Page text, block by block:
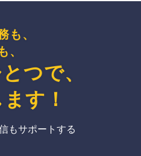
も、
、
つで、
ます ！
もサポートする